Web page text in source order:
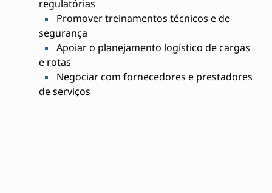
regulatórias
Promover treinamentos técnicos e de
segurança
Apoiar o planejamento logístico de cargas
e rotas
Negociar com fornecedores e prestadores
de serviços